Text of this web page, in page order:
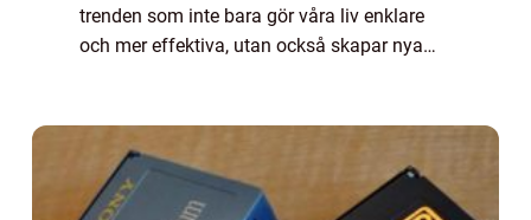
trenden som inte bara gör våra liv enklare
och mer effektiva, utan också skapar nya